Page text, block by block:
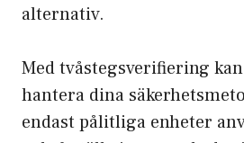
alternativ.
Med tvåstegsverifiering
hantera dina
endast pålitliga enheter